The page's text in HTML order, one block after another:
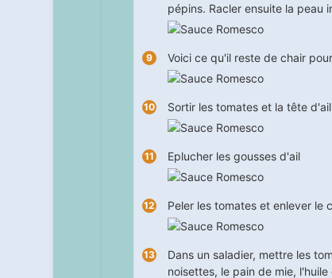
pépins. Racler ensuite la peau
Voici ce qu'il reste de chair
Sortir les tomates et la tête
Eplucher les gousses d'ail
Peler les tomates et enlever le
Dans un saladier, mettre les
noisettes, le pain de mie,